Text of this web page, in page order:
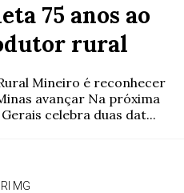
75 anos ao
rural
Mineiro é reconhecer
avançar Na próxima
celebra duas dat...
MG